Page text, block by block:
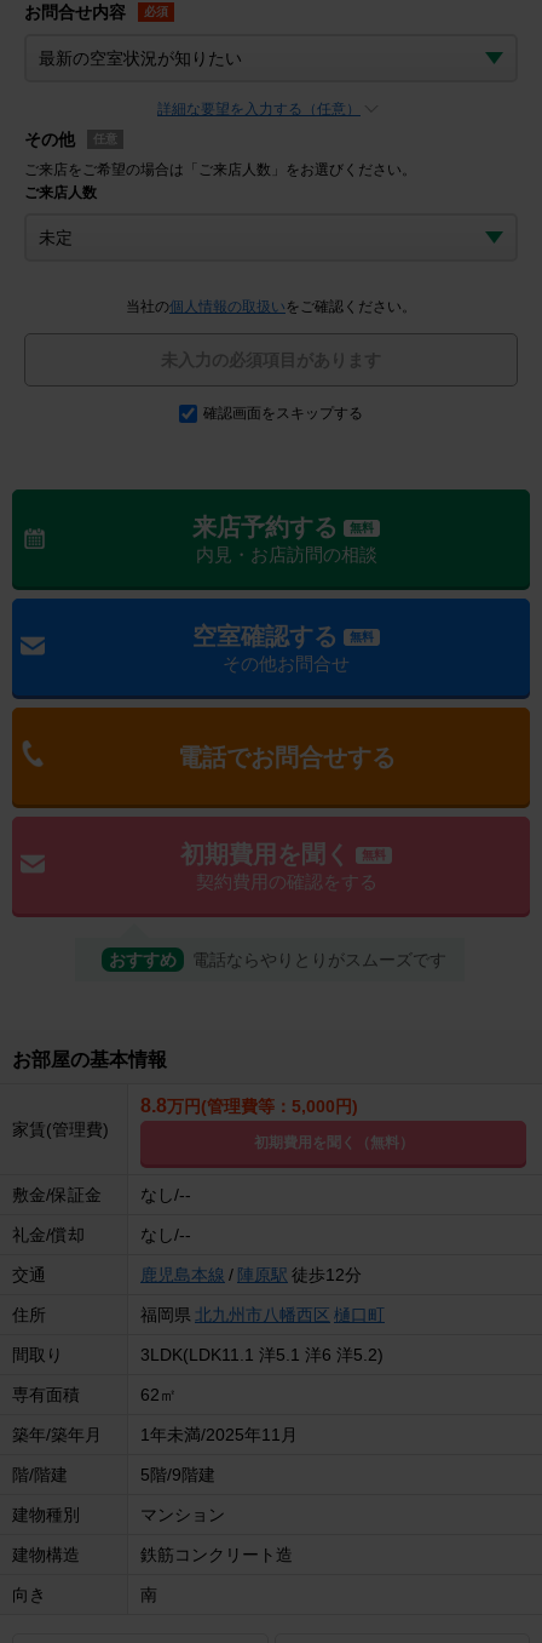
お問合せ内容 必須
詳細な要望を入力する（任意）
その他 任意
ご来店をご希望の場合は「ご来店人数」をお選びください。
ご来店人数
当社の個人情報の取扱い をご確認ください。
未入力の必須項目があります
確認画面をスキップする
来店予約する 無料
内見・お店訪問の相談
空室確認する 無料
その他お問合せ
電話でお問合せする
初期費用を聞く 無料
契約費用の確認をする
おすすめ 電話ならやりとりがスムーズです
お部屋の基本情報
家賃(管理費)
8.8万円(管理費等：5,000円)
初期費用を聞く（無料）
敷金/保証金 なし/--
礼金/償却 なし/--
交通 鹿児島本線 / 陣原駅 徒歩12分
住所 福岡県 北九州市八幡西区 樋口町
間取り 3LDK(LDK11.1 洋5.1 洋6 洋5.2)
専有面積 62㎡
築年/築年月 1年未満/2025年11月
階/階建 5階/9階建
建物種別 マンション
建物構造 鉄筋コンクリート造
向き 南